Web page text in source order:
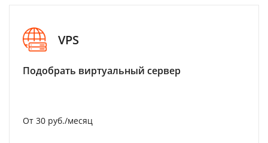
VPS
Подобрать виртуальный сервер
От 30 руб./месяц